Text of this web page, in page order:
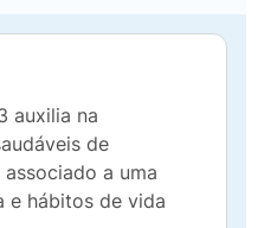
auxilia na
de
a uma
e hábitos de vida